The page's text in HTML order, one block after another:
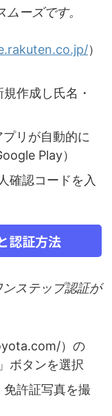
ーズです。
）
作成し氏名・
リが自動的に
Play）
確認コードを入
認証方法
ステップ認証が
）の
ボタンを選択
許証写真を撮